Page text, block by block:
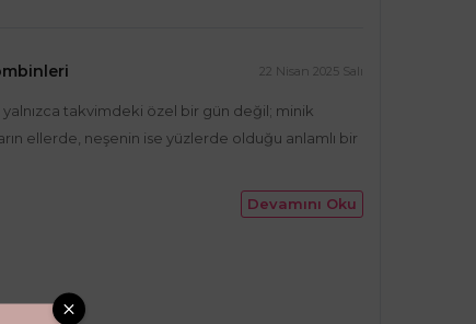
22 Nisan 2025 Salı
takvimdeki özel bir gün değil; minik
ellerde, neşenin ise yüzlerde olduğu anlamlı bir
Devamını Oku